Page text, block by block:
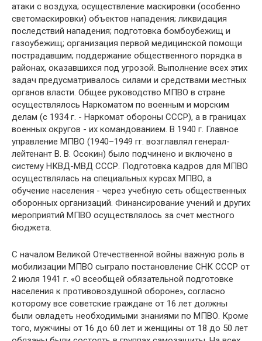
атаки с воздуха; осуществление маскировки (особенно
светомаскировки) объектов нападения; ликвидация
последствий нападения; подготовка бомбоубежищ и
газоубежищ; организация первой медицинской помощи
пострадавшим; поддержание общественного порядка в
районах, оказавшихся под угрозой. Выполнение всех этих
задач предусматривалось силами и средствами местных
органов власти. Общее руководство МПВО в стране
осуществлялось Наркоматом по военным и морским
делам (с 1934 г. - Наркомат обороны СССР), а в границах
военных округов - их командованием. В 1940 г. Главное
управление МПВО (1940–1949 гг. возглавлял генерал-
лейтенант В. В. Осокин) было подчинено и включено в
систему НКВД-МВД СССР. Подготовка кадров для МПВО
осуществлялась на специальных курсах МПВО, а
обучение населения - через учебную сеть общественных
оборонных организаций. Финансирование учений и других
мероприятий МПВО осуществлялось за счет местного
бюджета.
С началом Великой Отечественной войны важную роль в
мобилизации МПВО сыграло постановление СНК СССР от
2 июля 1941 г. «О всеобщей обязательной подготовке
населения к противовоздушной обороне», согласно
которому все советские граждане от 16 лет должны
были овладеть необходимыми знаниями по МПВО. Кроме
того, мужчины от 16 до 60 лет и женщины от 18 до 50 лет